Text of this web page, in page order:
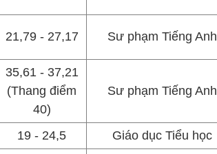
21,79 - 27,17 Sư phạm Tiếng Anh
35,61 - 37,21
(Thang điểm
40)
Sư phạm Tiếng Anh
19 - 24,5
Giáo dục Tiểu học